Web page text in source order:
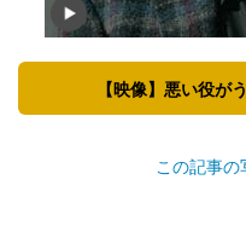
【映像】悪い役が
この記事の